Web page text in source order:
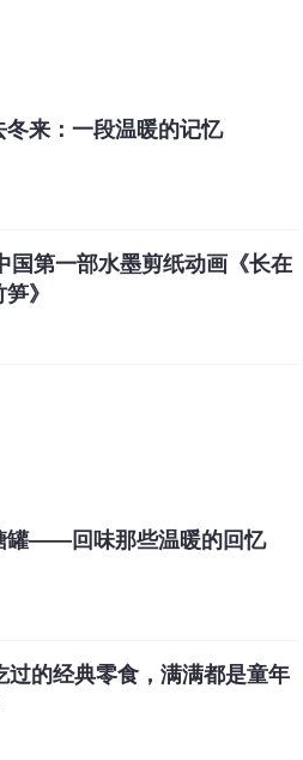
冬来：一段温暖的记忆
国第一部水墨剪纸动画《长在
》
罐——回味那些温暖的回忆
过的经典零食，满满都是童年